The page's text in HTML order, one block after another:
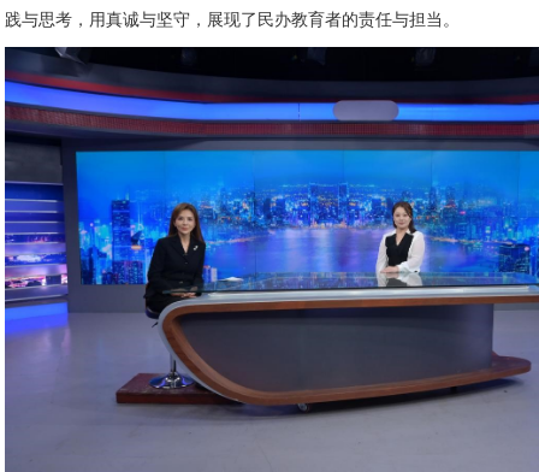
践与思考，用真诚与坚守，展现了民办教育者的责任与担当。